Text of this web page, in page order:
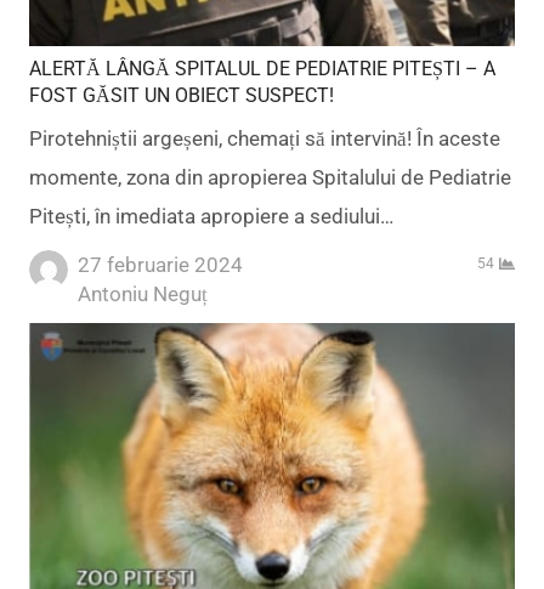
ALERTĂ LÂNGĂ SPITALUL DE PEDIATRIE PITEȘTI – A
FOST GĂSIT UN OBIECT SUSPECT!
Pirotehniștii argeșeni, chemați să intervină! În aceste
momente, zona din apropierea Spitalului de Pediatrie
Pitești, în imediata apropiere a sediului…
27 februarie 2024
Author
Antoniu Neguț
54